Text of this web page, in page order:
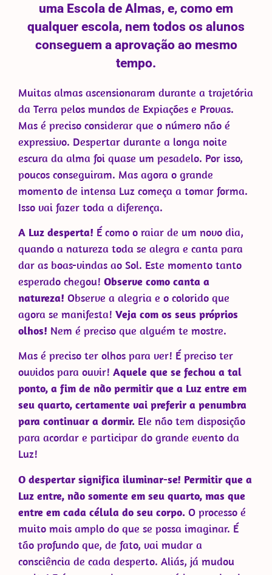
uma Escola de Almas, e, como em
qualquer escola, nem todos os alunos
conseguem a aprovação ao mesmo
tempo.
Muitas almas ascensionaram durante a trajetória
da Terra pelos mundos de Expiações e Provas.
Mas é preciso considerar que o número não é
expressivo. Despertar durante a longa noite
escura da alma foi quase um pesadelo. Por isso,
poucos conseguiram. Mas agora o grande
momento de intensa Luz começa a tomar forma.
Isso vai fazer toda a diferença.
A Luz desperta! É como o raiar de um novo dia,
quando a natureza toda se alegra e canta para
dar as boas-vindas ao Sol. Este momento tanto
esperado chegou! Observe como canta a
natureza! Observe a alegria e o colorido que
agora se manifesta! Veja com os seus próprios
olhos! Nem é preciso que alguém te mostre.
Mas é preciso ter olhos para ver! É preciso ter
ouvidos para ouvir! Aquele que se fechou a tal
ponto, a fim de não permitir que a Luz entre em
seu quarto, certamente vai preferir a penumbra
para continuar a dormir. Ele não tem disposição
para acordar e participar do grande evento da
Luz!
O despertar significa iluminar-se! Permitir que a
Luz entre, não somente em seu quarto, mas que
entre em cada célula do seu corpo. O processo é
muito mais amplo do que se possa imaginar. É
tão profundo que, de fato, vai mudar a
consciência de cada desperto. Aliás, já mudou